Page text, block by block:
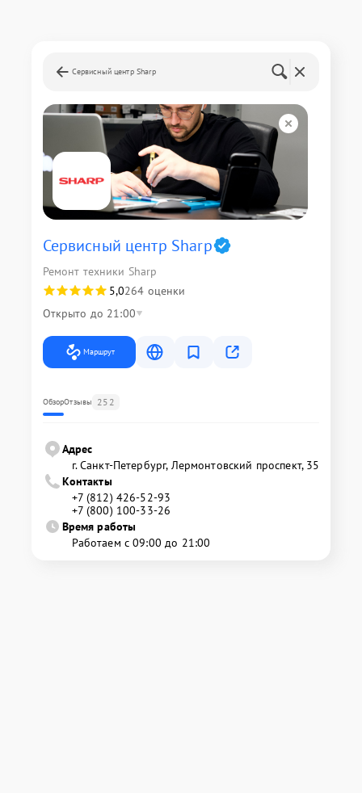
Сервисный центр Sharp
Сервисный центр Sharp
Ремонт техники Sharp
5,0264 оценки
Открыто до 21:00
Маршрут
ОбзорОтзывы 252
Адрес
г. Санкт-Петербург, Лермонтовский проспект, 35
Контакты
+7 (812) 426-52-93
+7 (800) 100-33-26
Время работы
Работаем с 09:00 до 21:00